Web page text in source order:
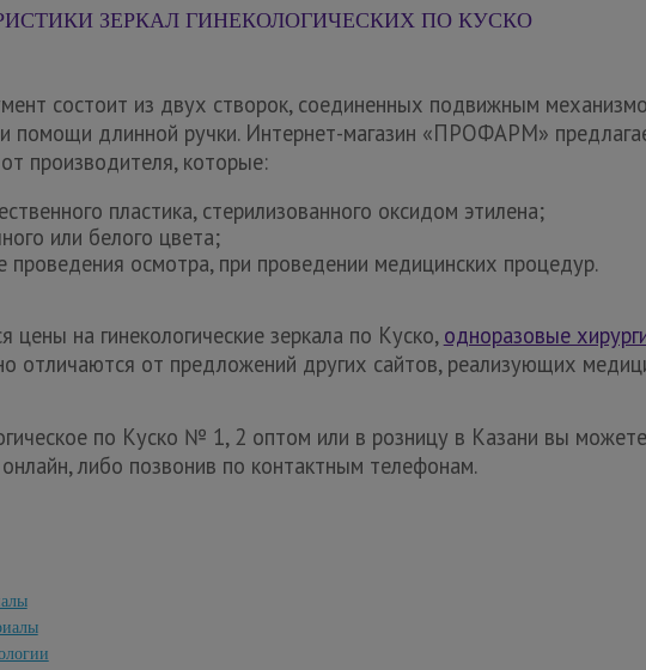
ЗЕРКАЛ ГИНЕКОЛОГИЧЕСКИХ ПО КУСКО
состоит из двух створок, соединенных подвижным
помощи длинной ручки. Интернет-магазин «ПРОФАРМ»
производителя, которые:
пластика, стерилизованного оксидом этилена;
или белого цвета;
проведения осмотра, при проведении медицинских процедур.
цены на гинекологические зеркала по Куско, одноразовые
отличаются от предложений других сайтов, реализующих
по Куско № 1, 2 оптом или в розницу в Казани вы
либо позвонив по контактным телефонам.